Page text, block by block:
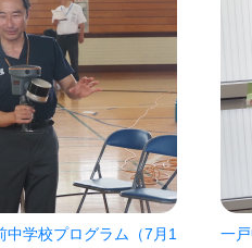
一戸中未来パスポート2026!!